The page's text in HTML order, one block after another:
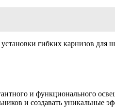
гибких карнизов для
и функционального
и создавать уникальные